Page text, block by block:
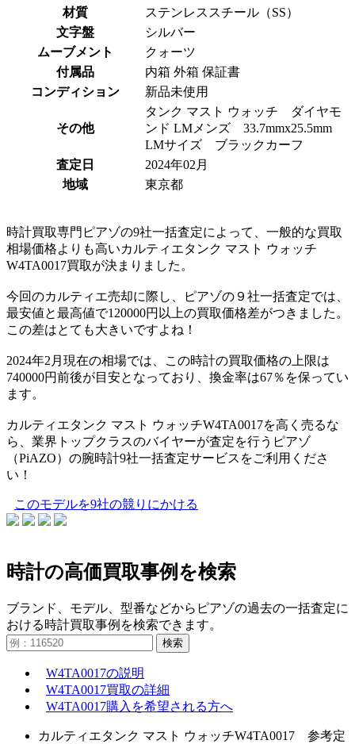
材質
ステンレススチール（SS）
文字盤
シルバー
ムーブメント
クォーツ
付属品
内箱 外箱 保証書
コンディション
新品未使用
その他
タンク マスト ウォッチ ダイヤモ
ンド LMメンズ 33.7mmx25.5mm
LMサイズ ブラックカーフ
査定日
2024年02月
地域
東京都
時計買取専門ピアゾの9社一括査定によって、一般的な買取
相場価格よりも高いカルティエタンク マスト ウォッチ
W4TA0017買取が決まりました。
今回のカルティエ売却に際し、ピアゾの９社一括査定では、
最安値と最高値で120000円以上の買取価格差がつきました。
この差はとても大きいですよね！
2024年2月現在の相場では、この時計の買取価格の上限は
740000円前後が目安となっており、換金率は67％を保ってい
ます。
カルティエタンク マスト ウォッチW4TA0017を高く売るな
ら、業界トップクラスのバイヤーが査定を行うピアゾ
（PiAZO）の腕時計9社一括査定サービスをご利用くださ
い！
このモデルを9社の競りにかける
時計の高価買取事例を検索
ブランド、モデル、型番などからピアゾの過去の一括査定に
おける時計買取事例を検索できます。
検索
W4TA0017の説明
W4TA0017買取の詳細
W4TA0017購入を希望される方へ
カルティエタンク マスト ウォッチW4TA0017 参考定